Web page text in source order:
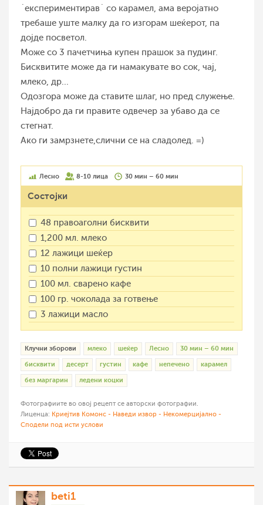
`експериментирав` со карамел, ама веројатно
требаше уште малку да го изгорам шеќерот, па
дојде посветол.
Може со 3 пачетчиња купен прашок за пудинг.
Бисквитите може да ги намакувате во сок, чај,
млеко, др...
Одозгора може да ставите шлаг, но пред служење.
Најдобро да ги правите одвечер за убаво да се
стегнат.
Ако ги замрзнете,слични се на сладолед. =)
Лесно 8-10 лица 30 мин – 60 мин
Состојки
48 правоаголни бисквити
1,200 мл. млеко
12 лажици шеќер
10 полни лажици густин
100 мл. сварено кафе
100 гр. чоколада за готвење
3 лажици масло
Клучни зборови млеко шеќер Лесно 30 мин – 60 мин
бисквити десерт густин кафе непечено карамел
без маргарин ледени коцки
Фотографиите во овој рецепт се авторски фотографии.
Лиценца: Криејтив Комонс - Наведи извор - Некомерцијално -
Сподели под исти услови
beti1